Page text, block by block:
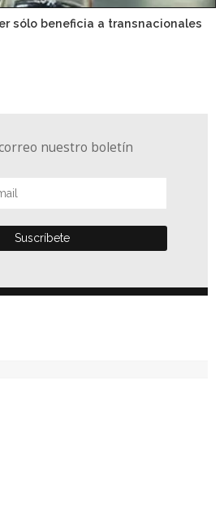
sólo beneficia a transnacionales
nuestro boletín